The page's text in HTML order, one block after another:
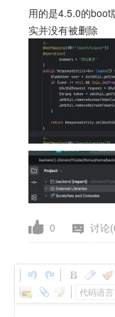
用的是4.5.0的
实并没有被删除
0 讨论
代码语言